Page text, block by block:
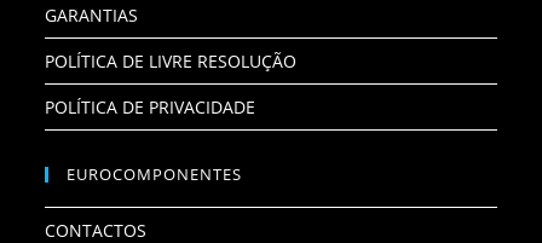
GARANTIAS
POLÍTICA DE LIVRE RESOLUÇÃO
POLÍTICA DE PRIVACIDADE
EUROCOMPONENTES
CONTACTOS